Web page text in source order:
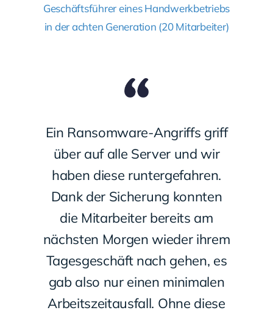
Geschäftsführer eines Handwerkbetriebs
in der achten Generation (20 Mitarbeiter)
Ein Ransomware-Angriffs griff
über auf alle Server und wir
haben diese runtergefahren.
Dank der Sicherung konnten
die Mitarbeiter bereits am
nächsten Morgen wieder ihrem
Tagesgeschäft nach gehen, es
gab also nur einen minimalen
Arbeitszeitausfall. Ohne diese